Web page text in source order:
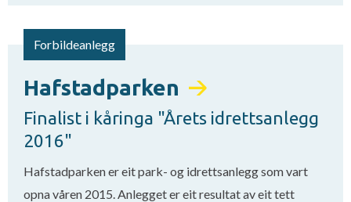
Forbildeanlegg
Hafstadparken
Finalist i kåringa "Årets idrettsanlegg
2016"
Hafstadparken er eit park- og idrettsanlegg som vart
opna våren 2015. Anlegget er eit resultat av eit tett